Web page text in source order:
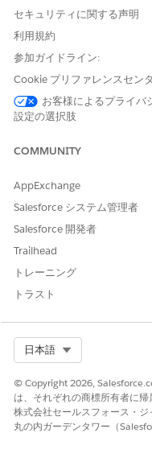
Field Service Mobile イ
[Field Service Mobile
[管理] を クリックします。
データソースを接続し
Salesforce 接続: 主
データスペース
タイムライン
User (日次有効ユー
日に偏ることがあり
インストールに関する
アプリケーション名
意の名前を指定しま
説明
ットなどの詳細を追
従来のルートを使用する場
ョートカットをクリック
セットページまたは権限
スを管理することもできま
セキュリティに関する声明
利用規約
参加ガイドライン:
Cookie プリファレンスセン
お客様によるプライバ
設定の選択肢
COMMUNITY
AppExchange
Salesforce システム管理者
Salesforce 開発者
Trailhead
トレーニング
トラスト
日本語
© Copyright 2026,
は、それぞれの商標所有者に帰
株式会社セールスフォース・
丸の内ガーデンタワー（